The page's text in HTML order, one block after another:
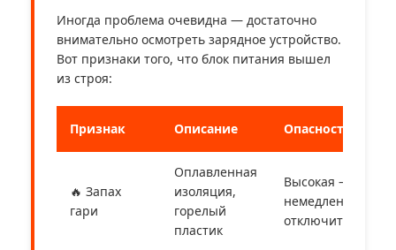
Иногда проблема очевидна — достаточно
внимательно осмотреть зарядное устройство.
Вот признаки того, что блок питания вышел
из строя:
Признак Описание Опасность
🔥 Запах
гари
Оплавленная
изоляция,
горелый
пластик
Высокая —
немедленно
отключить!